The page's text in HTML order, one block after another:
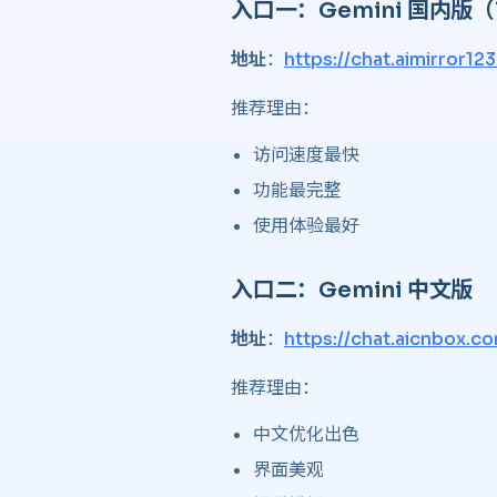
入口一：Gemini 国内版（
地址： https://
推荐理由：
访问速度最快
功能最完整
使用体验最好
入口二：Gemini 中文版 ​
地址： https://
推荐理由：
中文优化出色
界面美观